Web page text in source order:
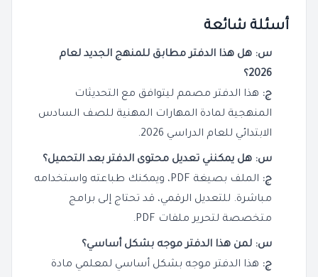
أسئلة شائعة
س: هل هذا الدفتر مطابق للمنهج الجديد لعام
2026؟
ج: هذا الدفتر مصمم ليتوافق مع التحديثات
المنهجية لمادة المهارات المهنية للصف السادس
الابتدائي للعام الدراسي 2026.
س: هل يمكنني تعديل محتوى الدفتر بعد التحميل؟
ج:
الملف بصيغة PDF، ويمكنك طباعته واستخدامه
مباشرة. للتعديل الرقمي، قد تحتاج إلى برامج
متخصصة لتحرير ملفات PDF.
س: لمن هذا الدفتر موجه بشكل أساسي؟
ج: هذا الدفتر موجه بشكل أساسي لمعلمي مادة